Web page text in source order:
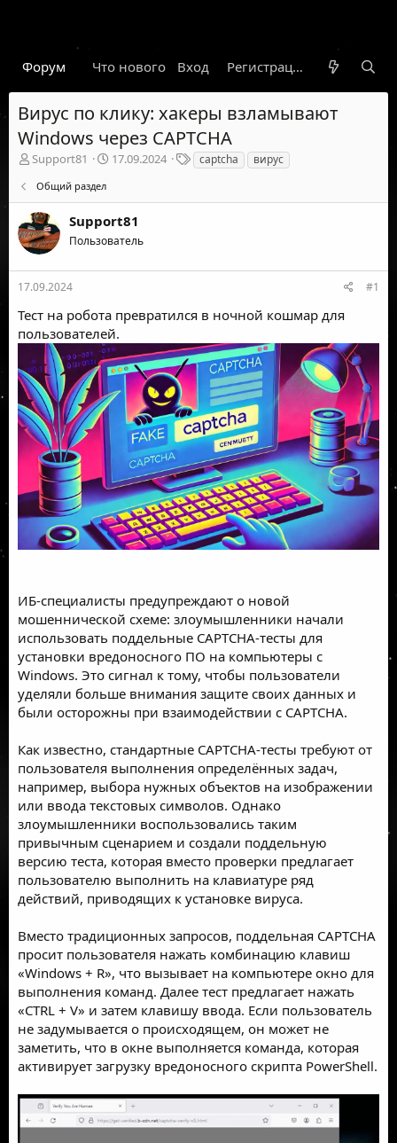
Форум Что нового Гарант Новости
Вход Регистрация
Вирус по клику: хакеры взламывают
Windows через CAPTCHA
А
о
р
т
е
м
ы
Support81
Д
а
н
а
а
17.09.2024
Т
е
и
captcha вирус
Общий раздел
Support81
Пользователь
17.09.2024 #1
Тест на робота превратился в ночной кошмар для
пользователей.
ИБ-специалисты предупреждают о новой
мошеннической схеме: злоумышленники начали
использовать поддельные CAPTCHA-тесты для
установки вредоносного ПО на компьютеры с
Windows. Это сигнал к тому, чтобы пользователи
уделяли больше внимания защите своих данных и
были осторожны при взаимодействии с CAPTCHA.
Как известно, стандартные CAPTCHA-тесты требуют от
пользователя выполнения определённых задач,
например, выбора нужных объектов на изображении
или ввода текстовых символов. Однако
злоумышленники воспользовались таким
привычным сценарием и создали поддельную
версию теста, которая вместо проверки предлагает
пользователю выполнить на клавиатуре ряд
действий, приводящих к установке вируса.
Вместо традиционных запросов, поддельная CAPTCHA
просит пользователя нажать комбинацию клавиш
«Windows + R», что вызывает на компьютере окно для
выполнения команд. Далее тест предлагает нажать
«CTRL + V» и затем клавишу ввода. Если пользователь
не задумывается о происходящем, он может не
заметить, что в окне выполняется команда, которая
активирует загрузку вредоносного скрипта PowerShell.